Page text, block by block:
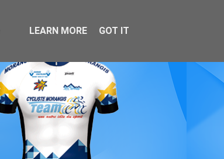
LEARN MORE GOT IT